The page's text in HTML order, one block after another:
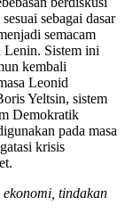
sebagai dasar
semacam
Lenin. Sistem ini
kembali
Leonid
Yeltsin, sistem
Demokratik
pada masa
krisis
tindakan